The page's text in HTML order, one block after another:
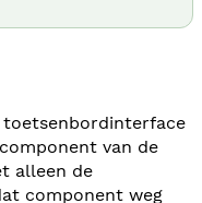
van de
alleen de
component weg